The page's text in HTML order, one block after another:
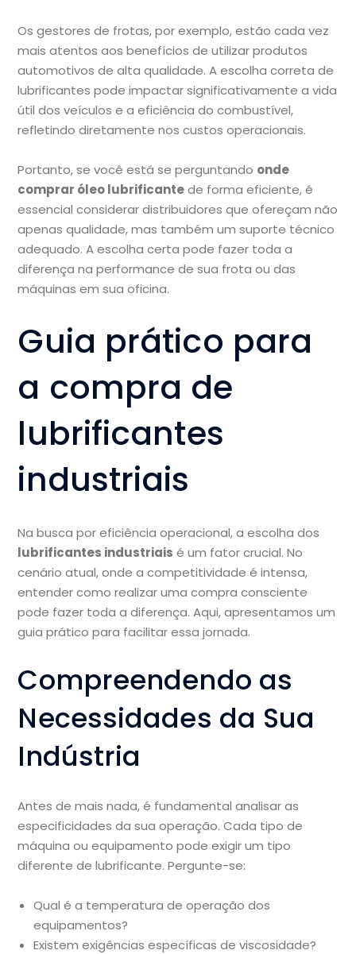
Os gestores de frotas, por exemplo, estão cada vez
mais atentos aos benefícios de utilizar produtos
automotivos de alta qualidade. A escolha correta de
lubrificantes pode impactar significativamente a vida
útil dos veículos e a eficiência do combustível,
refletindo diretamente nos custos operacionais.
Portanto, se você está se perguntando onde
comprar óleo lubrificantede forma eficiente, é
essencial considerar distribuidores que ofereçam não
apenas qualidade, mas também um suporte técnico
adequado. A escolha certa pode fazer toda a
diferença na performance de sua frota ou das
máquinas em sua oficina.
Guia prático para
a compra de
lubrificantes
industriais
Na busca por eficiência operacional, a escolha dos
lubrificantes industriais é um fator crucial. No
cenário atual, onde a competitividade é intensa,
entender como realizar uma compra consciente
pode fazer toda a diferença. Aqui, apresentamos um
guia prático para facilitar essa jornada.
Compreendendo as
Necessidades da Sua
Indústria
Antes de mais nada, é fundamental analisar as
especificidades da sua operação. Cada tipo de
máquina ou equipamento pode exigir um tipo
diferente de lubrificante. Pergunte-se:
Qual é a temperatura de operação dos
equipamentos?
Existem exigências específicas de viscosidade?